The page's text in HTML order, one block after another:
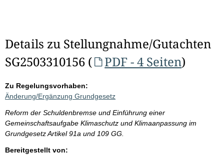
Details zu Stellungnahme/Gutachten
SG2503310156 (
PDF - 4 Seiten)
Zu Regelungsvorhaben:
Änderung/Ergänzung Grundgesetz
Reform der Schuldenbremse und Einführung einer
Gemeinschaftsaufgabe Klimaschutz und Klimaanpassung im
Grundgesetz Artikel 91a und 109 GG.
Bereitgestellt von: